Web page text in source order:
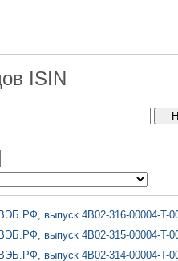
ISIN
выпуск 4B02-316-00004-T-
выпуск 4B02-315-00004-T-
выпуск 4B02-314-00004-T-